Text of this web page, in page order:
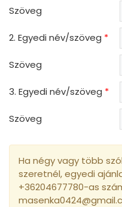
Szöveg
2. Egyedi név/szöveg *
Szöveg
3. Egyedi név/szöveg *
Szöveg
Ha négy vagy több
szeretnél, egyedi
+36204677780-as